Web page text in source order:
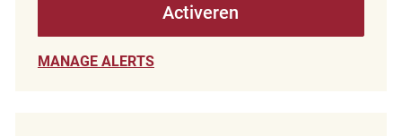
Activeren
MANAGE ALERTS